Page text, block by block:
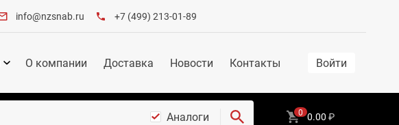
info@nzsnab.ru +7 (499) 213-01-89
О компании Доставка Новости Контакты Войти
Аналоги 0 0.00 ₽